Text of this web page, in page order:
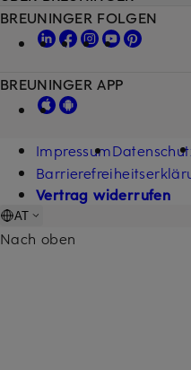
BREUNINGER FOLGEN
BREUNINGER APP
Impressum
Vertrag widerrufen
AT
Nach oben